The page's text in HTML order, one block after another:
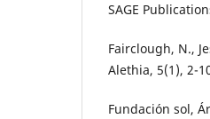
SAGE
Fairclough, N.,
Alethia, 5(1), 2-
Fundación sol,